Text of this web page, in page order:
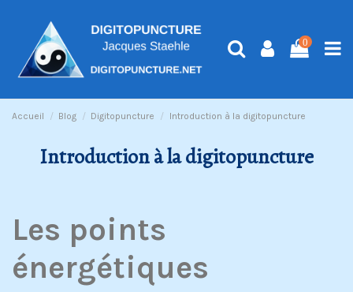
0
Accueil Blog Digitopuncture Introduction à la digitopuncture
Introduction à la digitopuncture
Les points
énergétiques